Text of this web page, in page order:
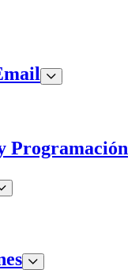
Programación